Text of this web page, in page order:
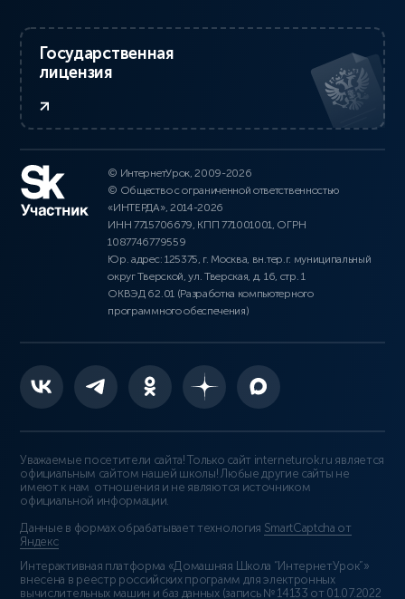
Государственная
лицензия
© ИнтернетУрок, 2009-2026
© Общество с ограниченной ответственностью
«ИНТЕРДА», 2014-2026
ИНН 7715706679, КПП 771001001, ОГРН
1087746779559
Юр. адрес: 125375, г. Москва, вн.тер.г. муниципальный
округ Тверской, ул. Тверская, д. 16, стр. 1
ОКВЭД 62.01 (Разработка компьютерного
программного обеспечения)
Уважаемые посетители сайта! Только сайт interneturok.ru является
официальным сайтом нашей школы! Любые другие сайты не
имеют к нам отношения и не являются источником
официальной информации.
Данные в формах обрабатывает технология SmartCaptcha от
Яндекс
Интерактивная платформа «Домашняя Школа “ИнтернетУрок”»
внесена в реестр российских программ для электронных
вычислительных машин и баз данных (запись № 14133 от 01.07.2022